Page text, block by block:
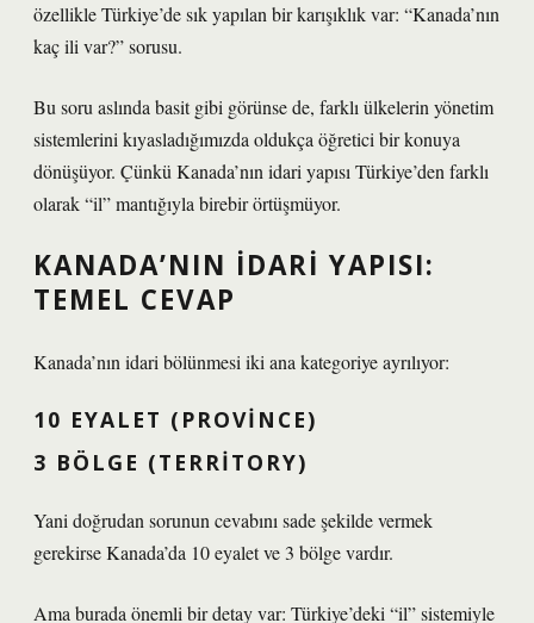
özellikle Türkiye’de sık yapılan bir karışıklık var: “Kanada’nın
kaç ili var?” sorusu.
Bu soru aslında basit gibi görünse de, farklı ülkelerin yönetim
sistemlerini kıyasladığımızda oldukça öğretici bir konuya
dönüşüyor. Çünkü Kanada’nın idari yapısı Türkiye’den farklı
olarak “il” mantığıyla birebir örtüşmüyor.
KANADA’NIN IDARI YAPISI:
TEMEL CEVAP
Kanada’nın idari bölünmesi iki ana kategoriye ayrılıyor:
10 EYALET (PROVINCE)
3 BÖLGE (TERRITORY)
Yani doğrudan sorunun cevabını sade şekilde vermek
gerekirse Kanada’da 10 eyalet ve 3 bölge vardır.
Ama burada önemli bir detay var: Türkiye’deki “il” sistemiyle